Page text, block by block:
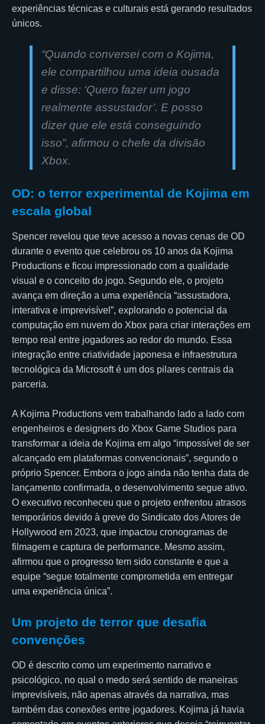
experiências técnicas e culturais está gerando resultados
únicos.
“Quando conversei com o Kojima,
ele compartilhou uma ideia ousada
e disse: ‘Quero fazer um jogo
realmente assustador’. E posso
dizer que ele está conseguindo
isso”, afirmou o chefe da divisão
Xbox.
OD: o terror experimental de Kojima em
escala global
Spencer revelou que teve acesso a novas cenas de OD
durante o evento que celebrou os 10 anos da Kojima
Productions e ficou impressionado com a qualidade
visual e o conceito do jogo. Segundo ele, o projeto
avança em direção a uma experiência “assustadora,
interativa e imprevisível”, explorando o potencial da
computação em nuvem do Xbox para criar interações em
tempo real entre jogadores ao redor do mundo. Essa
integração entre criatividade japonesa e infraestrutura
tecnológica da Microsoft é um dos pilares centrais da
parceria.
A Kojima Productions vem trabalhando lado a lado com
engenheiros e designers do Xbox Game Studios para
transformar a ideia de Kojima em algo “impossível de ser
alcançado em plataformas convencionais”, segundo o
próprio Spencer. Embora o jogo ainda não tenha data de
lançamento confirmada, o desenvolvimento segue ativo.
O executivo reconheceu que o projeto enfrentou atrasos
temporários devido à greve do Sindicato dos Atores de
Hollywood em 2023, que impactou cronogramas de
filmagem e captura de performance. Mesmo assim,
afirmou que o progresso tem sido constante e que a
equipe “segue totalmente comprometida em entregar
uma experiência única”.
Um projeto de terror que desafia
convenções
OD é descrito como um experimento narrativo e
psicológico, no qual o medo será sentido de maneiras
imprevisíveis, não apenas através da narrativa, mas
também das conexões entre jogadores. Kojima já havia